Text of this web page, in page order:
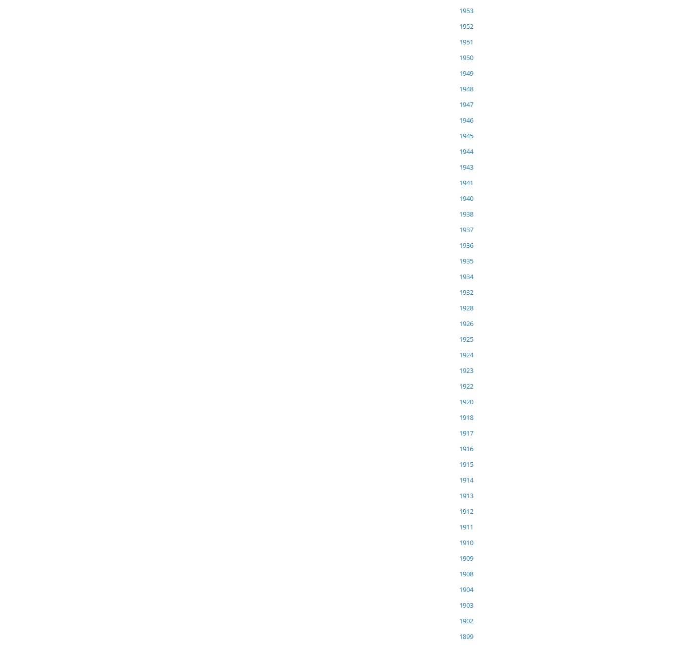
1953
1952
1951
1950
1949
1948
1947
1946
1945
1944
1943
1941
1940
1938
1937
1936
1935
1934
1932
1928
1926
1925
1924
1923
1922
1920
1918
1917
1916
1915
1914
1913
1912
1911
1910
1909
1908
1904
1903
1902
1899